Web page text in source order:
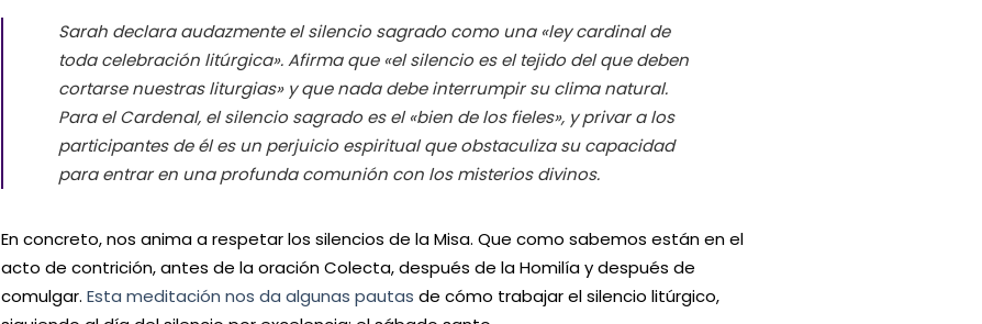
Sarah declara audazmente el silencio sagrado como una «ley cardinal de
toda celebración litúrgica». Afirma que «el silencio es el tejido del que deben
cortarse nuestras liturgias» y que nada debe interrumpir su clima natural.
Para el Cardenal, el silencio sagrado es el «bien de los fieles», y privar a los
participantes de él es un perjuicio espiritual que obstaculiza su capacidad
para entrar en una profunda comunión con los misterios divinos.
En concreto, nos anima a respetar los silencios de la Misa. Que como sabemos están en el
acto de contrición, antes de la oración Colecta, después de la Homilía y después de
comulgar. Esta meditación nos da algunas pautas de cómo trabajar el silencio litúrgico,